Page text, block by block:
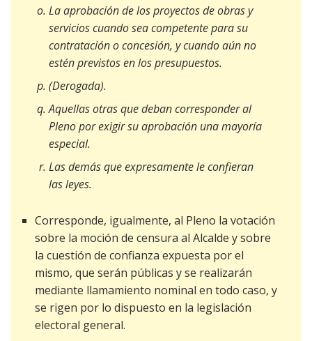
La aprobación de los proyectos de obras y
servicios cuando sea competente para su
contratación o concesión, y cuando aún no
estén previstos en los presupuestos.
(Derogada).
Aquellas otras que deban corresponder al
Pleno por exigir su aprobación una mayoría
especial.
Las demás que expresamente le confieran
las leyes.
Corresponde, igualmente, al Pleno la votación
sobre la moción de censura al Alcalde y sobre
la cuestión de confianza expuesta por el
mismo, que serán públicas y se realizarán
mediante llamamiento nominal en todo caso, y
se rigen por lo dispuesto en la legislación
electoral general.